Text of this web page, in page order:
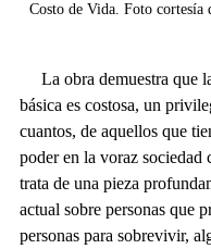
Costo de Vida. Foto cortesía
básica es costosa, un
cuantos, de aquellos que
poder en la voraz sociedad
trata de una pieza
actual sobre personas que
personas para sobrevivir,